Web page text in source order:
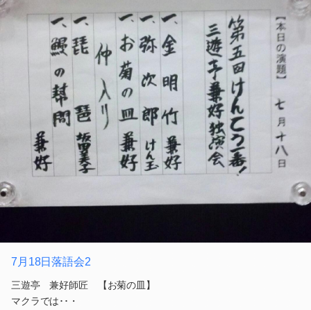
7月18日落語会2
三遊亭 兼好師匠 【お菊の皿】
マクラでは･･・